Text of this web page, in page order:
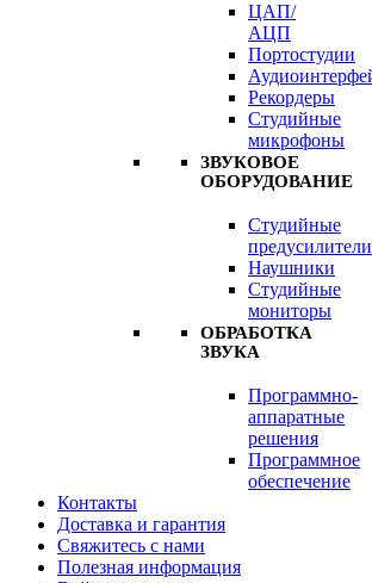
ЦАП/
АЦП
Портостудии
Рекордеры
Студийные
микрофоны
ЗВУКОВОЕ
ОБОРУДОВАНИЕ
Студийные
предусилители
Наушники
Студийные
мониторы
ОБРАБОТКА
ЗВУКА
Программно-
аппаратные
решения
Программное
обеспечение
Контакты
Доставка и гарантия
Свяжитесь с нами
Полезная информация